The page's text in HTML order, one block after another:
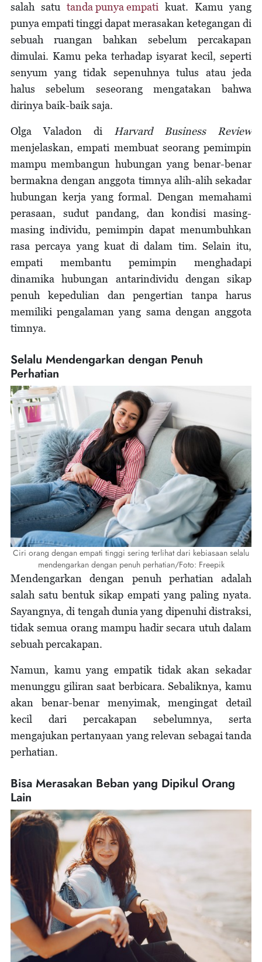
salah satu tanda punya empati kuat. Kamu yang
punya empati tinggi dapat merasakan ketegangan di
sebuah ruangan bahkan sebelum percakapan
dimulai. Kamu peka terhadap isyarat kecil, seperti
senyum yang tidak sepenuhnya tulus atau jeda
halus sebelum seseorang mengatakan bahwa
dirinya baik-baik saja.
Olga Valadon di Harvard Business Review
menjelaskan, empati membuat seorang pemimpin
mampu membangun hubungan yang benar-benar
bermakna dengan anggota timnya alih-alih sekadar
hubungan kerja yang formal. Dengan memahami
perasaan, sudut pandang, dan kondisi masing-
masing individu, pemimpin dapat menumbuhkan
rasa percaya yang kuat di dalam tim. Selain itu,
empati membantu pemimpin menghadapi
dinamika hubungan antarindividu dengan sikap
penuh kepedulian dan pengertian tanpa harus
memiliki pengalaman yang sama dengan anggota
timnya.
Selalu Mendengarkan dengan Penuh
Perhatian
Ciri orang dengan empati tinggi sering terlihat dari kebiasaan selalu
mendengarkan dengan penuh perhatian/Foto: Freepik
Mendengarkan dengan penuh perhatian adalah
salah satu bentuk sikap empati yang paling nyata.
Sayangnya, di tengah dunia yang dipenuhi distraksi,
tidak semua orang mampu hadir secara utuh dalam
sebuah percakapan.
Namun, kamu yang empatik tidak akan sekadar
menunggu giliran saat berbicara. Sebaliknya, kamu
akan benar-benar menyimak, mengingat detail
kecil dari percakapan sebelumnya, serta
mengajukan pertanyaan yang relevan sebagai tanda
perhatian.
Bisa Merasakan Beban yang Dipikul Orang
Lain